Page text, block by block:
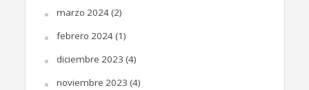
marzo 2024(2)
febrero 2024(1)
diciembre 2023 (4)
noviembre 2023 (4)